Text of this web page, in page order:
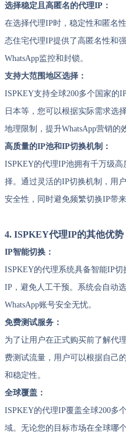
选择稳定且高匿名的代理IP：
在选择代理IP时，稳定性和匿名
态住宅代理IP提供了高匿名性和
WhatsApp监控和封锁。
支持大范围地区选择：
ISPKEY支持全球200多个国家的
日本等，您可以根据实际需求选
地理限制，提升WhatsApp营销的
高质量的IP池和IP切换机制：
ISPKEY的代理IP池拥有千万级
择。通过灵活的IP切换机制，用
安全性，同时避免频繁切换IP带来
4. ISPKEY代理IP的其他优势
IP智能切换：
ISPKEY的代理系统具备智能IP
IP，避免人工干预。系统会自动
WhatsApp账号安全无忧。
免费测试服务：
为了让用户在正式购买前了解代
费测试流量，用户可以根据自己
和稳定性。
全球覆盖：
ISPKEY的代理IP覆盖全球200多
域。无论您的目标市场在全球哪